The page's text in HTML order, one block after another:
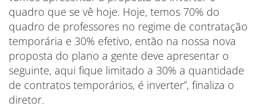
quadro que se vê hoje. Hoje, temos 70% do
quadro de professores no regime de contratação
temporária e 30% efetivo, então na nossa nova
proposta do plano a gente deve apresentar o
seguinte, aqui fique limitado a 30% a quantidade
de contratos temporários, é inverter”, finaliza o
diretor.